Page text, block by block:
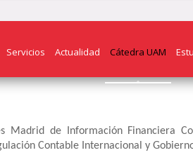
Servicios Actualidad Cátedra UAM
Madrid de Información Financiera
Contable Internacional y